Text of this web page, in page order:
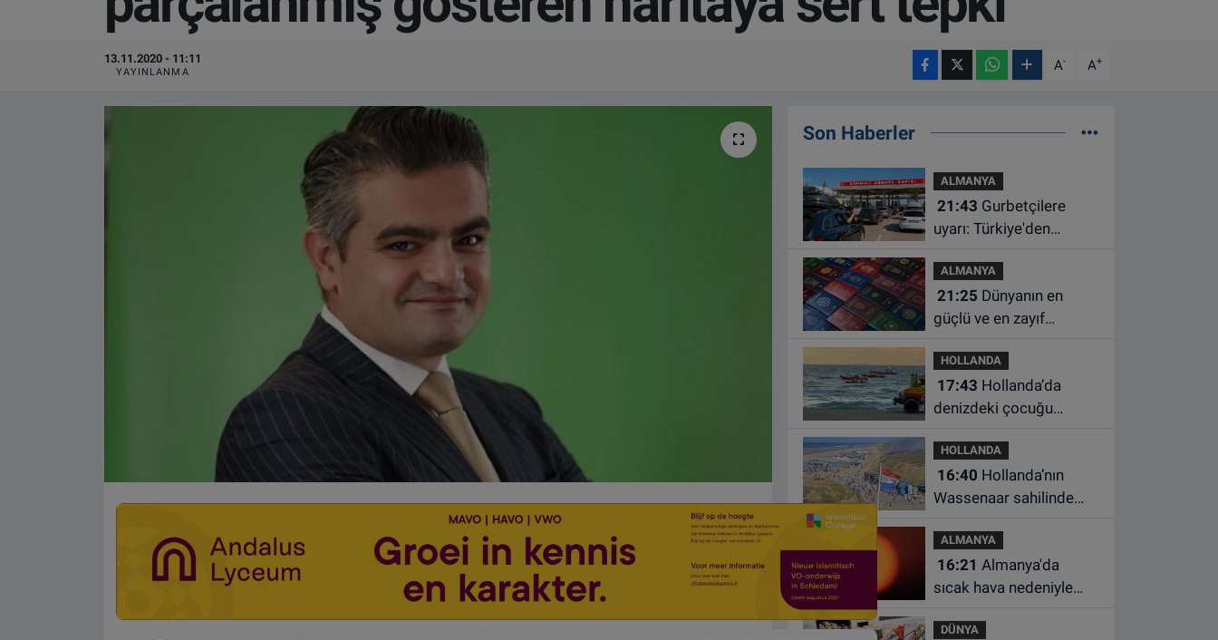
13.11.2020 - 11:11
YAYINLANMA A- A+
Son Haberler
ALMANYA
21:43
uyarı: Türkiye'den
geçiş ve trafik
borcunuzu kontrol edin
ALMANYA
21:25
güçlü ve en zayıf
HOLLANDA
17:43
denizdeki çocuğu
kadın hayatını yitirdi
HOLLANDA
16:40
Wassenaar sahilinde
bölgeden tahliye edildi
ALMANYA
16:21
sıcak hava nedeniyle
yaklaştı
DÜNYA
VIDEO GALERİ
ALGEMENE VOORWAARDEN
CONTACT
Çerez Politikası